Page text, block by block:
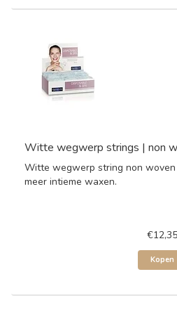
Witte wegwerp strings | non
Witte wegwerp string non
meer intieme waxen.
€12,35
Kopen